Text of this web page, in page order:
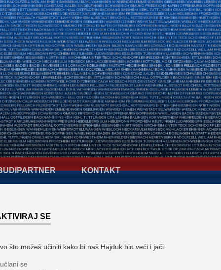
KONTAKT
SE
što možeš učiniti kako bi naš Hajduk bio veći i jači:
učlani se